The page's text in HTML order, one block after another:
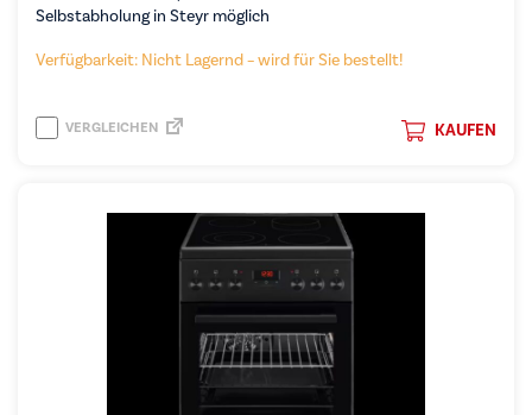
Selbstabholung in Steyr möglich
Verfügbarkeit: Nicht Lagernd – wird für Sie bestellt!
KAUFEN
VERGLEICHEN